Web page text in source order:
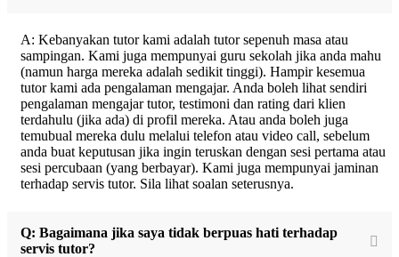
A: Kebanyakan tutor kami adalah tutor sepenuh masa atau
sampingan. Kami juga mempunyai guru sekolah jika anda mahu
(namun harga mereka adalah sedikit tinggi). Hampir kesemua
tutor kami ada pengalaman mengajar. Anda boleh lihat sendiri
pengalaman mengajar tutor, testimoni dan rating dari klien
terdahulu (jika ada) di profil mereka. Atau anda boleh juga
temubual mereka dulu melalui telefon atau video call, sebelum
anda buat keputusan jika ingin teruskan dengan sesi pertama atau
sesi percubaan (yang berbayar). Kami juga mempunyai jaminan
terhadap servis tutor. Sila lihat soalan seterusnya.
Q: Bagaimana jika saya tidak berpuas hati terhadap
servis tutor?